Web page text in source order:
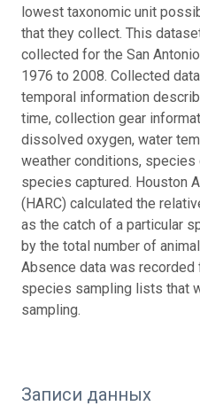
lowest taxonomic unit
that they collect. This
collected for the San
1976 to 2008. Collected
temporal information
time, collection gear
dissolved oxygen, water
weather conditions, species
species captured. Houston
(HARC) calculated the
as the catch of a particular
by the total number of
Absence data was
species sampling lists that
sampling.
Записи данных